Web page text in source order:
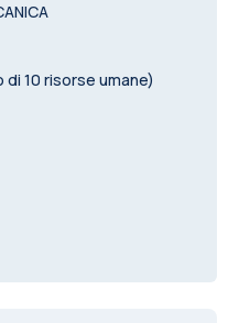
10 risorse umane)